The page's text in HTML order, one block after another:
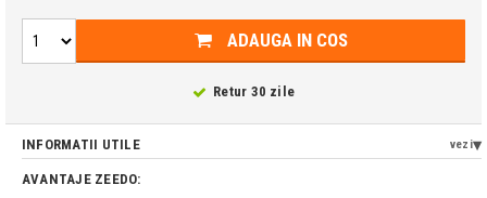
ADAUGA IN COS
Retur 30 zile
INFORMATII UTILE vezi
AVANTAJE ZEEDO: